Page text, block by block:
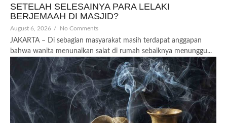
SETELAH SELESAINYA PARA LELAKI
BERJEMAAH DI MASJID?
August 6, 2026 / No Comments
JAKARTA – Di sebagian masyarakat masih terdapat anggapan
bahwa wanita menunaikan salat di rumah sebaiknya menunggu...